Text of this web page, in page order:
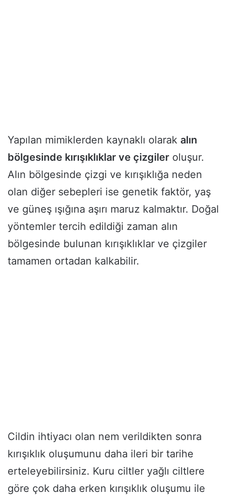
Yapılan mimiklerden kaynaklı olarak alın
bölgesinde kırışıklıklar ve çizgiler oluşur.
Alın bölgesinde çizgi ve kırışıklığa neden
olan diğer sebepleri ise genetik faktör, yaş
ve güneş ışığına aşırı maruz kalmaktır. Doğal
yöntemler tercih edildiği zaman alın
bölgesinde bulunan kırışıklıklar ve çizgiler
tamamen ortadan kalkabilir.
Cildin ihtiyacı olan nem verildikten sonra
kırışıklık oluşumunu daha ileri bir tarihe
erteleyebilirsiniz. Kuru ciltler yağlı ciltlere
göre çok daha erken kırışıklık oluşumu ile